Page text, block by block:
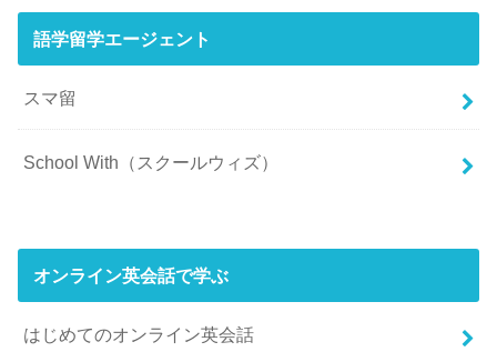
語学留学エージェント
スマ留
School With（スクールウィズ）
オンライン英会話で学ぶ
はじめてのオンライン英会話